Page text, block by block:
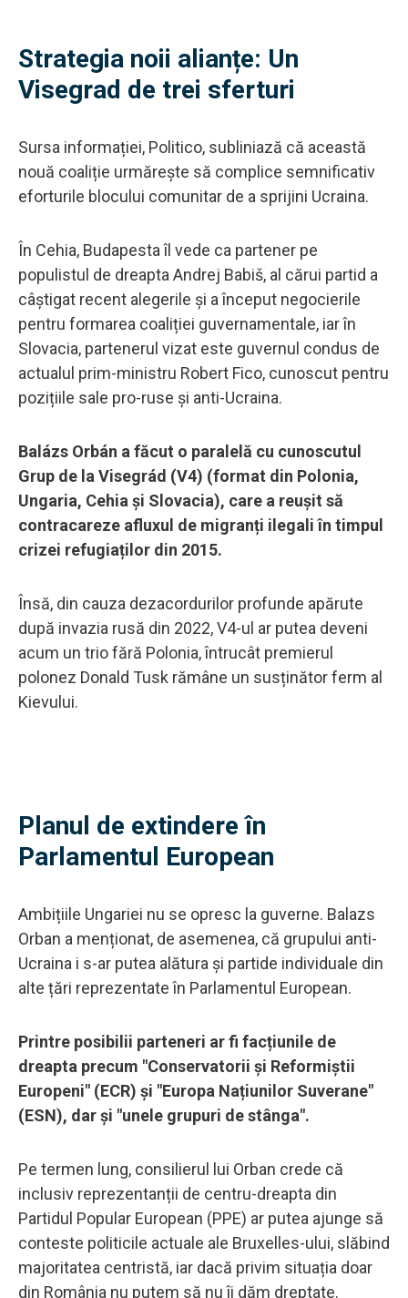
Strategia noii alianțe: Un
Visegrad de trei sferturi
Sursa informației, Politico, subliniază că această
nouă coaliție urmărește să complice semnificativ
eforturile blocului comunitar de a sprijini Ucraina.
În Cehia, Budapesta îl vede ca partener pe
populistul de dreapta Andrej Babiš, al cărui partid a
câștigat recent alegerile și a început negocierile
pentru formarea coaliției guvernamentale, iar în
Slovacia, partenerul vizat este guvernul condus de
actualul prim-ministru Robert Fico, cunoscut pentru
pozițiile sale pro-ruse și anti-Ucraina.
Balázs Orbán a făcut o paralelă cu cunoscutul
Grup de la Visegrád (V4) (format din Polonia,
Ungaria, Cehia și Slovacia), care a reușit să
contracareze afluxul de migranți ilegali în timpul
crizei refugiaților din 2015.
Însă, din cauza dezacordurilor profunde apărute
după invazia rusă din 2022, V4-ul ar putea deveni
acum un trio fără Polonia, întrucât premierul
polonez Donald Tusk rămâne un susținător ferm al
Kievului.
Planul de extindere în
Parlamentul European
Ambițiile Ungariei nu se opresc la guverne. Balazs
Orban a menționat, de asemenea, că grupului anti-
Ucraina i s-ar putea alătura și partide individuale din
alte țări reprezentate în Parlamentul European.
Printre posibilii parteneri ar fi facțiunile de
dreapta precum "Conservatorii și Reformiștii
Europeni" (ECR) și "Europa Națiunilor Suverane"
(ESN), dar și "unele grupuri de stânga".
Pe termen lung, consilierul lui Orban crede că
inclusiv reprezentanții de centru-dreapta din
Partidul Popular European (PPE) ar putea ajunge să
conteste politicile actuale ale Bruxelles-ului, slăbind
majoritatea centristă, iar dacă privim situația doar
din România nu putem să nu îi dăm dreptate.